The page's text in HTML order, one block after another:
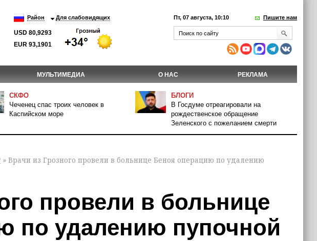
Район Для слабовидящих
USD 80,9293
EUR 93,1901
Пт, 07 августа, 10:10 Пишите нам
МУЛЬТИМЕДИА О НАС РЕКЛАМА
СКФО
Чеченец спас троих человек в
Каспийском море
БЛОГИ
В Госдуме отреагировали на
рождественское обращение
Зеленского с пожеланием смерти
» Врачи из Грозного провели в больнице Беноя операцию по удалению
провели в больнице
по удалению пупочной